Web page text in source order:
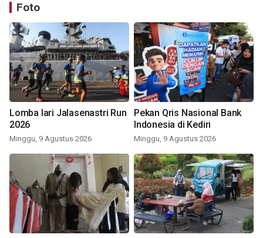
Foto
Lomba lari Jalasenastri Run
2026
Minggu, 9 Agustus 2026
Pekan Qris Nasional Bank
Indonesia di Kediri
Minggu, 9 Agustus 2026